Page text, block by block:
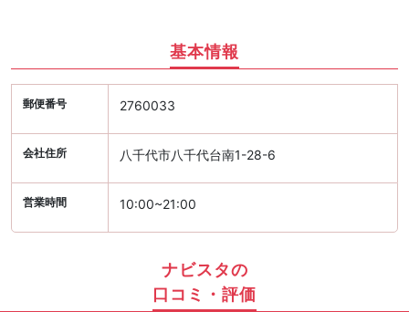
基本情報
郵便番号 2760033
会社住所 八千代市八千代台南1-28-6
営業時間 10:00~21:00
ナビスタの
口コミ・評価